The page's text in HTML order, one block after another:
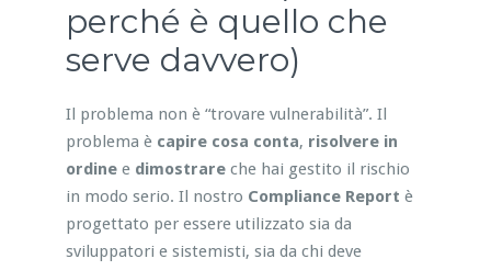
perché è quello che
serve davvero)
Il problema non è “trovare vulnerabilità”. Il
problema è capire cosa conta, risolvere in
ordinee dimostrareche hai gestito il rischio
in modo serio. Il nostro Compliance Report è
progettato per essere utilizzato sia da
sviluppatori e sistemisti, sia da chi deve